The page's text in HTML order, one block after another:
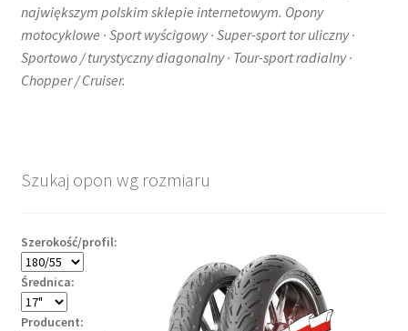
największym polskim sklepie internetowym. Opony
motocyklowe · Sport wyścigowy · Super-sport tor uliczny ·
Sportowo / turystyczny diagonalny · Tour-sport radialny ·
Chopper / Cruiser.
Szukaj opon wg rozmiaru
Szerokość/profil:
Średnica:
Producent: